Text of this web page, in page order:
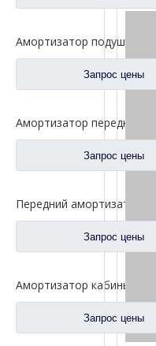
Запрос цены
Запрос цены
Запрос цены
Запрос цены